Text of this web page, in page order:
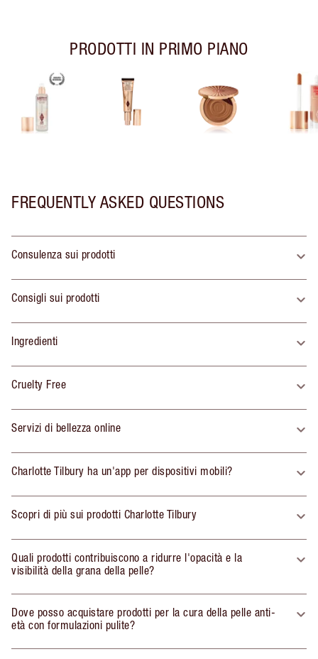
PRODOTTI IN PRIMO PIANO
FREQUENTLY ASKED QUESTIONS
Consulenza sui prodotti
Consigli sui prodotti
Ingredienti
Cruelty Free
Servizi di bellezza online
Charlotte Tilbury ha un'app per dispositivi mobili?
Scopri di più sui prodotti Charlotte Tilbury
Quali prodotti contribuiscono a ridurre l'opacità e la
visibilità della grana della pelle?
Dove posso acquistare prodotti per la cura della pelle anti-
età con formulazioni pulite?